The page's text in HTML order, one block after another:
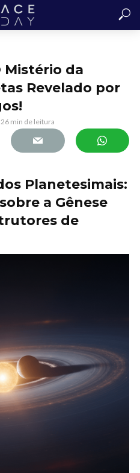
Mistério da
Revelado por
26 min de leitura
Planetesimais:
a Gênese
de